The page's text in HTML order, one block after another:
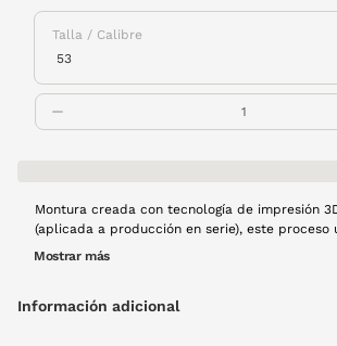
Talla / Calibre
Montura creada con tecnología de impresión
(aplicada a producción en serie), este proceso
Nylon 12, material que aporta resistencia y ligereza al diseño,
rectangular y color berenjena en acabado
Mostrar más
Información adicional